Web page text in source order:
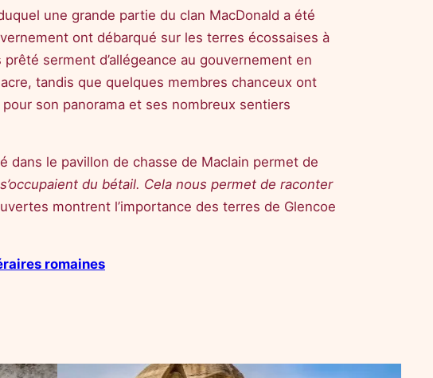
une grande partie du clan MacDonald a été
ont débarqué sur les terres écossaises à
serment d’allégeance au gouvernement en
tandis que quelques membres chanceux ont
son panorama et ses nombreux sentiers
le pavillon de chasse de Maclain permet de
du bétail. Cela nous permet de raconter
montrent l’importance des terres de Glencoe
romaines